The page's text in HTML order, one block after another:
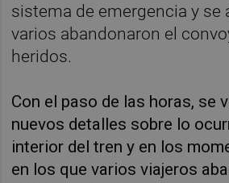
sistema de emergencia y se
varios abandonaron el
heridos.
Con el paso de las horas, se
nuevos detalles sobre lo
interior del tren y en los
en los que varios viajeros